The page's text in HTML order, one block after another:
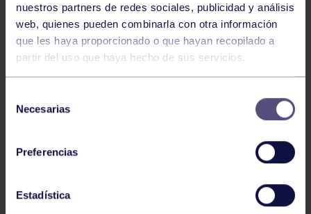
nuestros partners de redes sociales, publicidad y análisis
web, quienes pueden combinarla con otra información
que les haya proporcionado o que hayan recopilado a
partir del uso que haya hecho de sus servicios.
Necesarias
Preferencias
Estadística
Balonmano 25 May 2026
LEO CARDELI, CONVOCADO CON
ESPAÑA
Balonmano